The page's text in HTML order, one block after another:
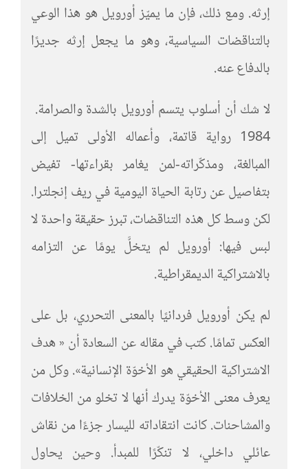
إرثه. ومع ذلك، فإن ما يميّز أورويل هو هذا الوعي
بالتناقضات السياسية، وهو ما يجعل إرثه جديرًا
بالدفاع عنه.
لا شك أن أسلوب يتسم أورويل بالشدة والصرامة.
1984 رواية قاتمة، وأعماله الأولى تميل إلى
المبالغة، ومذكّراته-لمن يغامر بقراءتها- تفيض
بتفاصيل عن رتابة الحياة اليومية في ريف إنجلترا.
لكن وسط كل هذه التناقضات، تبرز حقيقة واحدة لا
لبس فيها: أورويل لم يتخلَّ يومًا عن التزامه
بالاشتراكية الديمقراطية.
لم يكن أورويل فردانيًا بالمعنى التحرري، بل على
العكس تمامًا. كتب في مقاله عن السعادة أن « هدف
الاشتراكية الحقيقي هو الأخوّة الإنسانية». وكل من
يعرف معنى الأخوّة يدرك أنها لا تخلو من الخلافات
والمشاحنات. كانت انتقاداته لليسار جزءًا من نقاش
عائلي داخلي، لا تنكّرًا للمبدأ. وحين يحاول